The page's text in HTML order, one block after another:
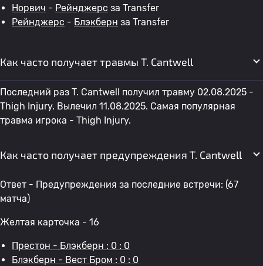
Норвич - Рейнджерс за Transfer
Рейнджерс - Блэкберн за Transfer
Как часто получает травмы T. Cantwell
Последний раз T. Cantwell получил травму 02.08.2025 -
Thigh Injury. Вылечил 11.08.2025. Самая популярная
травма игрока - Thigh Injury.
Как часто получает предупреждения T. Cantwell
Ответ - Предупреждения за последние встречи: (67
матча)
Желтая карточка - 16
Престон - Блэкберн : 0 : 0
Блэкберн - Вест Бром : 0 : 0